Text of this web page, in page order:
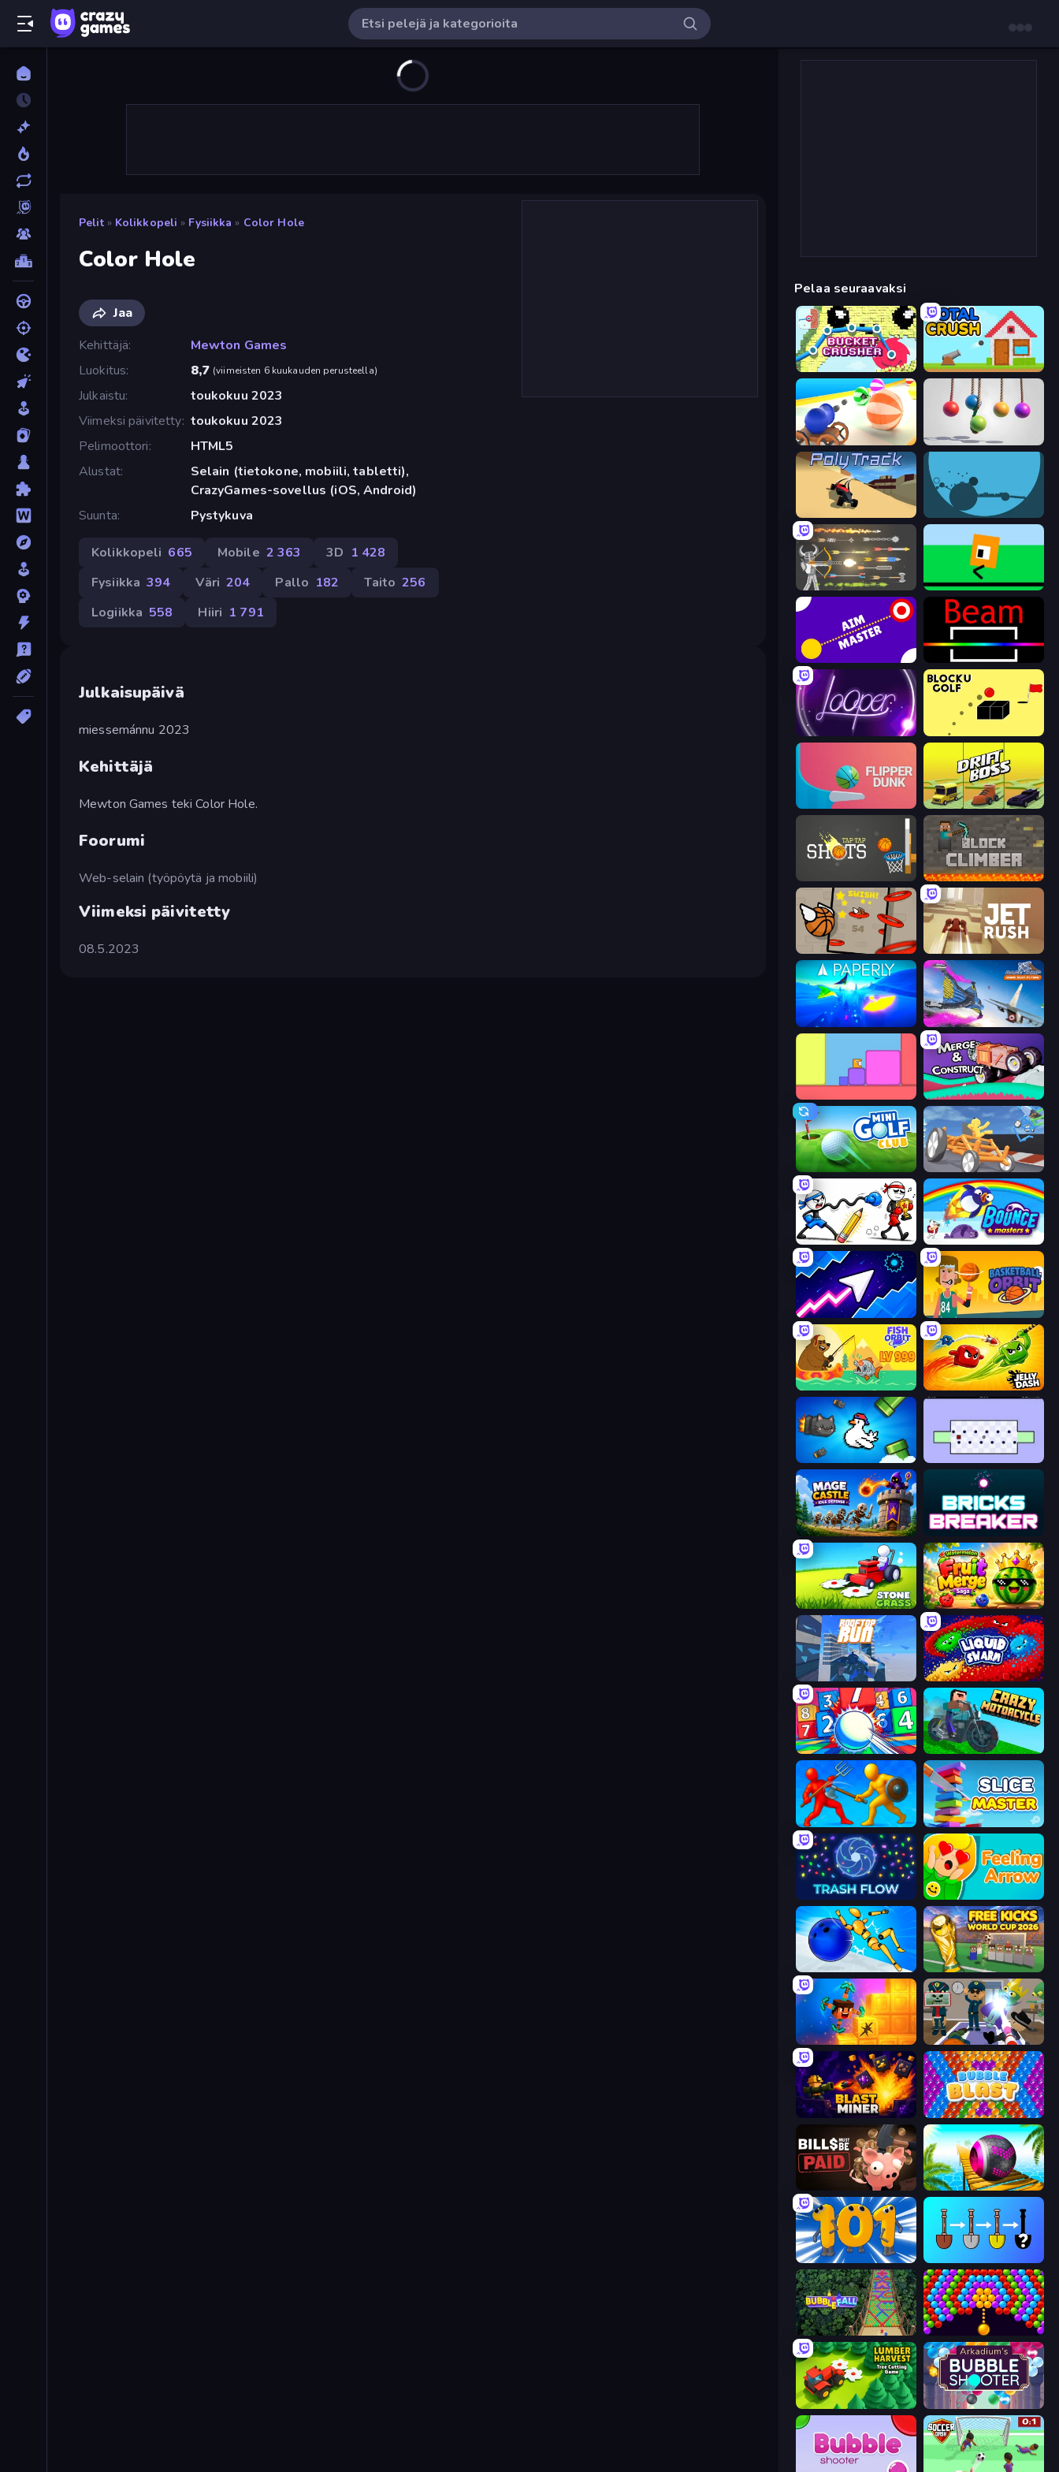
Pelit » Kolikkopeli » Fysiikka » Color Hole
Color Hole
Jaa
Kehittäjä
Mewton Games
Luokitus
8,7 (viimeisten 6 kuukauden perusteella)
Julkaistu
toukokuu 2023
Viimeksi päivitetty toukokuu 2023
Pelimoottori
HTML5
Alustat
Selain (tietokone, mobiili, tabletti),
CrazyGames-sovellus (iOS, Android)
Suunta
Pystykuva
Kolikkopeli 665 Mobile 2 363 3D 1 428
Fysiikka 394 Väri 204 Pallo 182 Taito 256
Logiikka 558 Hiiri 1 791
Julkaisupäivä
miessemánnu 2023
Kehittäjä
Mewton Games teki Color Hole.
Foorumi
Web-selain (työpöytä ja mobiili)
Viimeksi päivitetty
08.5.2023
Pelaa seuraavaksi
Bucket Crusher Total Crush
Ball Blaster Pendulum Master
circloO
Ragdoll Archers Oh, flip!
Aim Master Beam
Looper Bounce Blocku Golf
Flipper Dunk 3D Drift Boss
Block Climber
Flappy Dunk Jet Rush
Paperly: Paper Plane Adventure Base Jump Wing Suit Flying
Merge & Construct
Mini Golf Club Draw Crash Race
Doodle Smash Bouncemasters
Space Waves Basketball Orbit
Fish Orbit Jelly Dash
Honk
Mage Castle Idle Defense Bricks Breaker
Stone Grass: Mowing Simulator Watermelon Fruit Merge Saga
Rooftop Run Liquid Swarm
Entropy Crazy Motorcycle
Epic Sword Battle! Fight in Arena Slice Master
Trash Flow Feeling Arrow
Playground Man! Ragdoll Show! Free Kicks World Cup 2026
Merge & Dig! Find The Alien
Blast Miner Bubble Blast
Bills Must Be Paid Rolling Balls Sea Race
Numbers Arena
Bubble Fall Bubble Story
Lumber Harvest: Tree Cutting Game